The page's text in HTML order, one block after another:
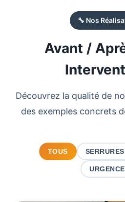
🔧 Nos
Avant /
Découvrez la qualité de
des exemples concrets
TOUS SERRURES